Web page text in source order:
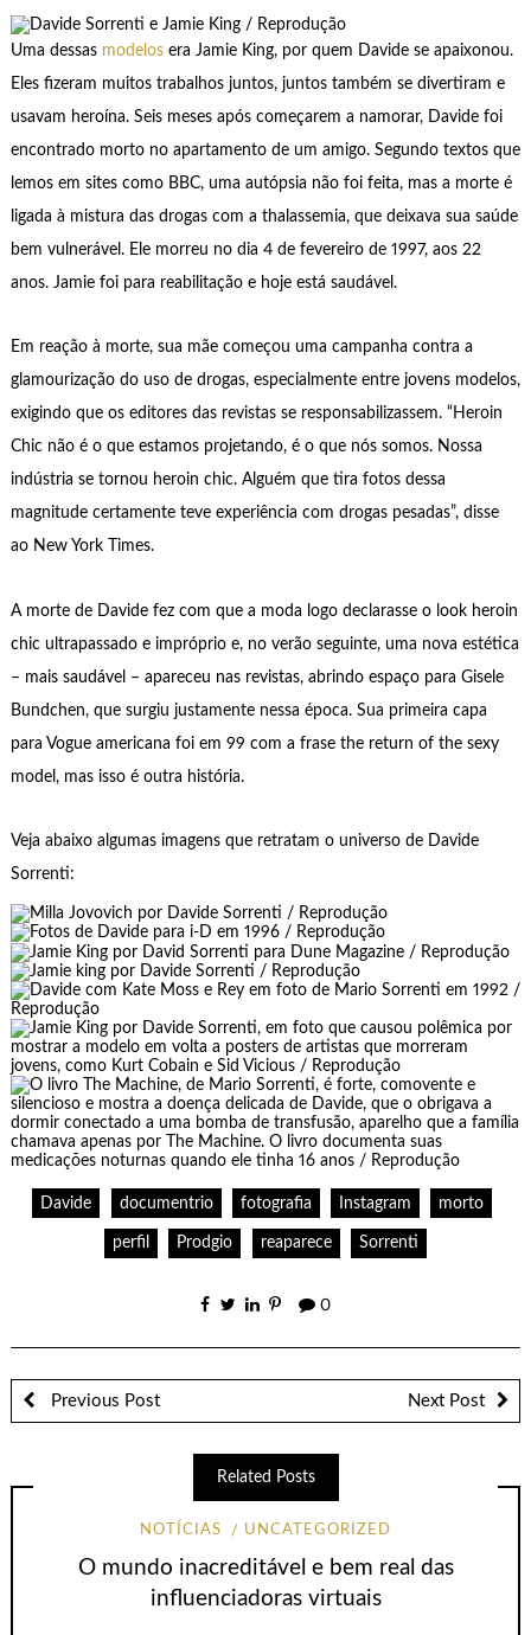
Uma dessas modelosera Jamie King, por quem Davide se apaixonou.
Eles fizeram muitos trabalhos juntos, juntos também se divertiram e
usavam heroína. Seis meses após começarem a namorar, Davide foi
encontrado morto no apartamento de um amigo. Segundo textos que
lemos em sites como BBC, uma autópsia não foi feita, mas a morte é
ligada à mistura das drogas com a thalassemia, que deixava sua saúde
bem vulnerável. Ele morreu no dia 4 de fevereiro de 1997, aos 22
anos. Jamie foi para reabilitação e hoje está saudável.
Em reação à morte, sua mãe começou uma campanha contra a
glamourização do uso de drogas, especialmente entre jovens modelos,
exigindo que os editores das revistas se responsabilizassem. “Heroin
Chic não é o que estamos projetando, é o que nós somos. Nossa
indústria se tornou heroin chic. Alguém que tira fotos dessa
magnitude certamente teve experiência com drogas pesadas”, disse
ao New York Times.
A morte de Davide fez com que a moda logo declarasse o look heroin
chic ultrapassado e impróprio e, no verão seguinte, uma nova estética
– mais saudável – apareceu nas revistas, abrindo espaço para Gisele
Bundchen, que surgiu justamente nessa época. Sua primeira capa
para Vogue americana foi em 99 com a frase the return of the sexy
model, mas isso é outra história.
Veja abaixo algumas imagens que retratam o universo de Davide
Sorrenti:
Davide documentrio fotografia Instagram morto
perfil Prodgio reaparece Sorrenti
0
Previous Post Next Post
Related Posts
NOTÍCIAS UNCATEGORIZED
O mundo inacreditável e bem real das
influenciadoras virtuais